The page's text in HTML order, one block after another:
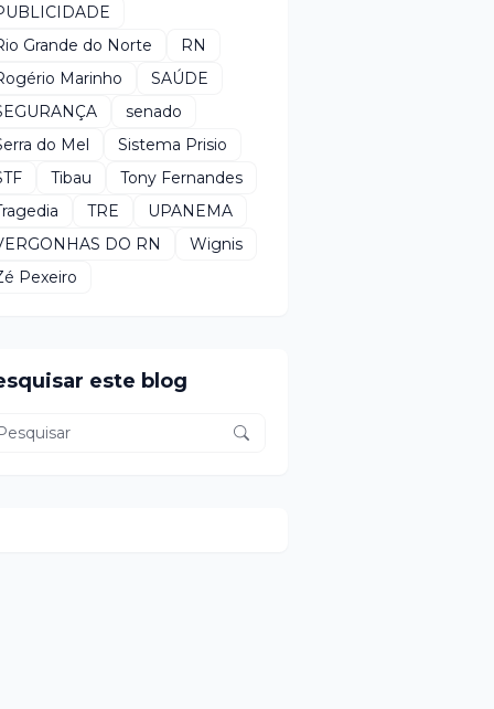
Grande do Norte
RN
Marinho
SAÚDE
senado
do Mel
Sistema Prisio
Tibau
Tony Fernandes
TRE
UPANEMA
DO RN
Wignis
Pexeiro
este blog